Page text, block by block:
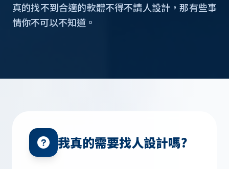
真的找不到合適的軟體不得不請人設計，那有些事
情你不可以不知道。
我真的需要找人設計嗎?